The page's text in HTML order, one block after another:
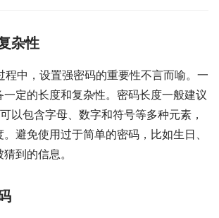
杂性
程中，设置强密码的重要性不言而喻。一
定的长度和复杂性。密码长度一般建议
以包含字母、数字和符号等多种元素，
避免使用过于简单的密码，比如生日、
到的信息。